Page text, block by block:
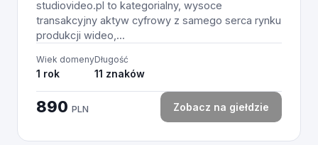
studiovideo.pl to kategorialny, wysoce
transakcyjny aktyw cyfrowy z samego serca rynku
produkcji wideo,...
Wiek domeny
1 rok
Długość
11 znaków
890 PLN Zobacz na giełdzie